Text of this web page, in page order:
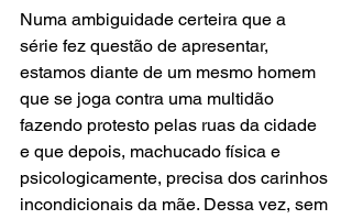
Numa ambiguidade certeira que a
série fez questão de apresentar,
estamos diante de um mesmo homem
que se joga contra uma multidão
fazendo protesto pelas ruas da cidade
e que depois, machucado física e
psicologicamente, precisa dos carinhos
incondicionais da mãe. Dessa vez, sem